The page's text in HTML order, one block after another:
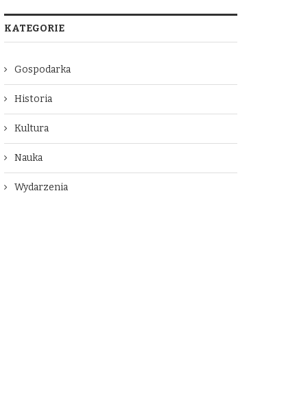
KATEGORIE
Gospodarka
Historia
Kultura
Nauka
Wydarzenia